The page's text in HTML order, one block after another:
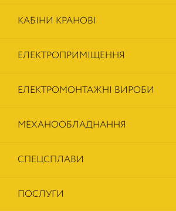
КАБІНИ КРАНОВІ
ЕЛЕКТРОПРИМІЩЕННЯ
ЕЛЕКТРОМОНТАЖНІ ВИРОБИ
МЕХАНООБЛАДНАННЯ
СПЕЦСПЛАВИ
ПОСЛУГИ